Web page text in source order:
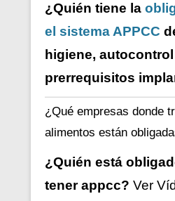
¿Quién tiene la
el sistema APPCC
higiene,
prerrequisitos
¿Qué empresas donde
alimentos están
¿Quién está
tenerappcc? Ver V